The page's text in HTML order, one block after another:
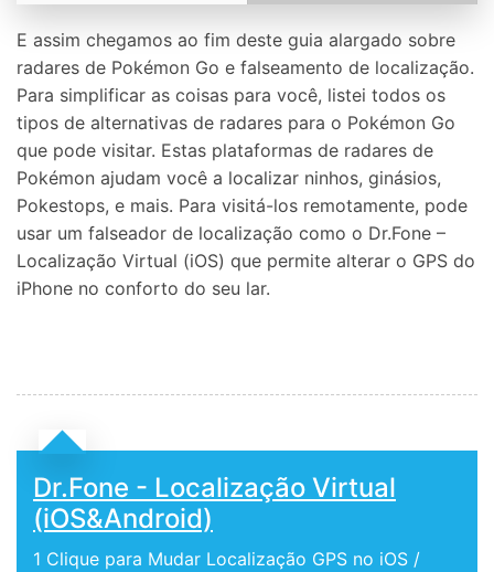
E assim chegamos ao fim deste guia alargado sobre
radares de Pokémon Go e falseamento de localização.
Para simplificar as coisas para você, listei todos os
tipos de alternativas de radares para o Pokémon Go
que pode visitar. Estas plataformas de radares de
Pokémon ajudam você a localizar ninhos, ginásios,
Pokestops, e mais. Para visitá-los remotamente, pode
usar um falseador de localização como o Dr.Fone –
Localização Virtual (iOS) que permite alterar o GPS do
iPhone no conforto do seu lar.
Dr.Fone - Localização Virtual
(iOS&Android)
1 Clique para Mudar Localização GPS no iOS /